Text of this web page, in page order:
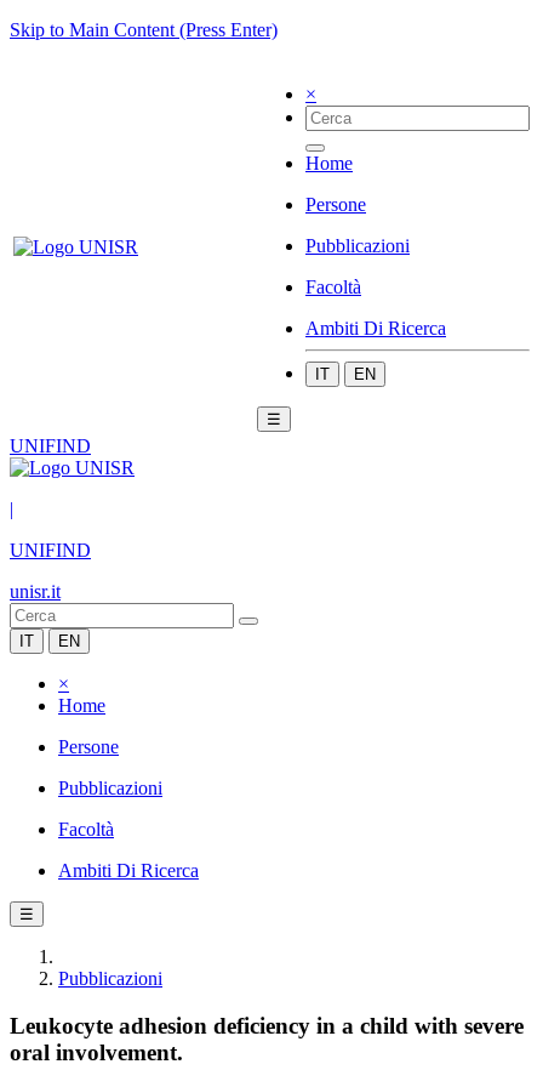
Skip to Main Content (Press Enter)
×
Home
Persone
Pubblicazioni
Facoltà
Ambiti Di Ricerca
IT EN
☰
UNIFIND
|
UNIFIND
unisr.it
IT EN
×
Home
Persone
Pubblicazioni
Facoltà
Ambiti Di Ricerca
☰
Pubblicazioni
Leukocyte adhesion deficiency in a child with severe
oral involvement.